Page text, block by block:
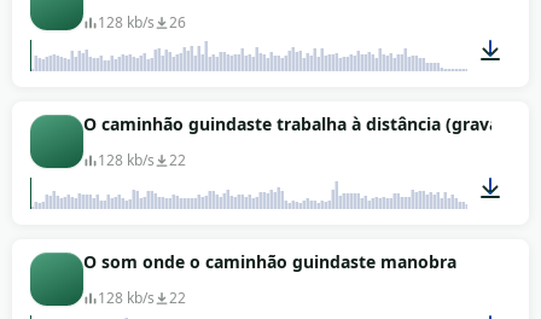
128 kb/s 26
00:37
O caminhão guindaste trabalha à distância (gravado
128 kb/s 22
O som onde o caminhão guindaste manobra
128 kb/s 22